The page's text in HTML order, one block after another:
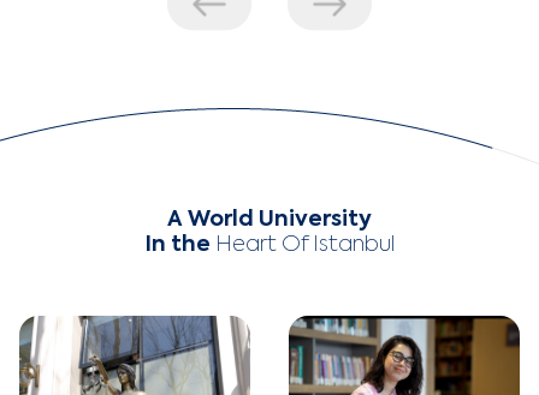
A World University
In the Heart Of Istanbul